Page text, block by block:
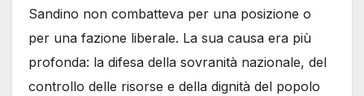
Sandino non combatteva per una posizione o
per una fazione liberale. La sua causa era più
profonda: la difesa della sovranità nazionale, del
controllo delle risorse e della dignità del popolo